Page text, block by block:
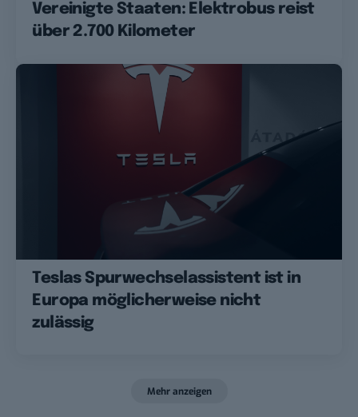
Vereinigte Staaten: Elektrobus reist
über 2.700 Kilometer
Teslas Spurwechselassistent ist in
Europa möglicherweise nicht
zulässig
Mehr anzeigen